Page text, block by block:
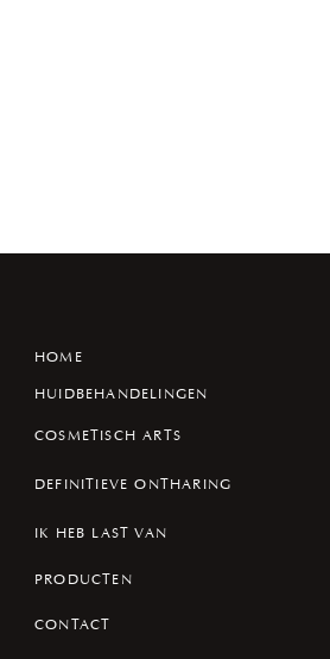
HOME
HUIDBEHANDELINGEN
COSMETISCH ARTS
DEFINITIEVE ONTHARING
IK HEB LAST VAN
PRODUCTEN
CONTACT